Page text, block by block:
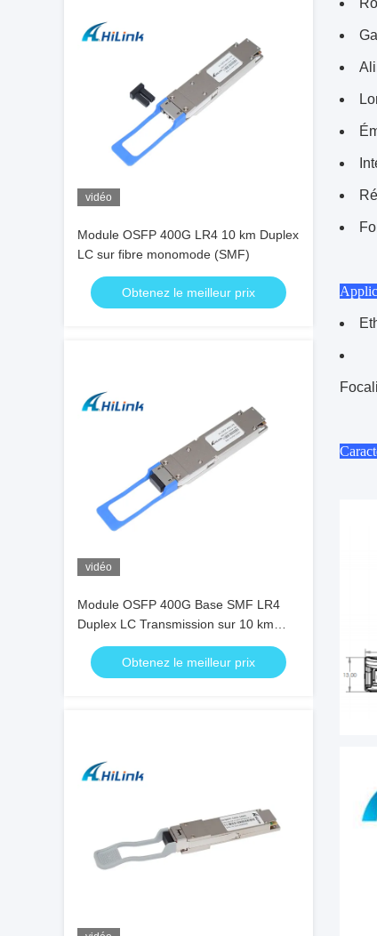
vidéo
Module OSFP 400G LR4 10 km Duplex
LC sur fibre monomode (SMF)
Obtenez le meilleur prix
vidéo
Module OSFP 400G Base SMF LR4
Duplex LC Transmission sur 10 km
pour centre de données 5G
Obtenez le meilleur prix